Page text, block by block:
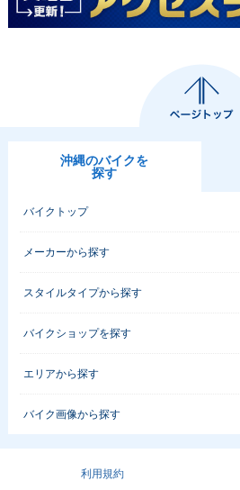
沖縄のバイクを
探す
バイクトップ
メーカーから探す
スタイルタイプから探す
バイクショップを探す
エリアから探す
バイク画像から探す
利用規約